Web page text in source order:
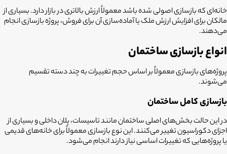
خانه‌ای که بازسازی اصولی شده باشد معمولاً ارزش بالاتری در بازار دارد. بسیاری از
مالکان برای افزایش ارزش ملک یا آماده‌سازی آن برای فروش، پروژه بازسازی انجام
می‌دهند.
انواع بازسازی ساختمان
پروژه‌های بازسازی معمولاً بر اساس حجم تغییرات به چند دسته تقسیم
می‌شوند.
بازسازی کامل ساختمان
در این حالت بخش‌های اصلی ساختمان مانند تاسیسات، پلان داخلی و بسیاری از
اجزای دکوراسیون تغییر می‌کنند. این نوع بازسازی معمولاً برای خانه‌های قدیمی
یا پروژه‌هایی که تغییرات اساسی نیاز دارند انجام می‌شود.